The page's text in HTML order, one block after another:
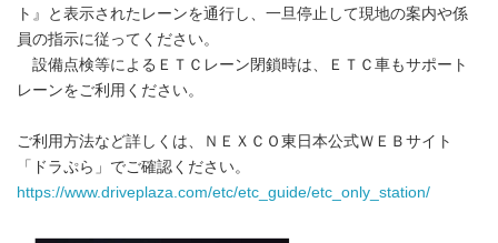
ト』と表示されたレーンを通行し、一旦停止して現地の案内や係
員の指示に従ってください。
設備点検等によるＥＴＣレーン閉鎖時は、ＥＴＣ車もサポート
レーンをご利用ください。
ご利用方法など詳しくは、ＮＥＸＣＯ東日本公式ＷＥＢサイト
「ドラぷら」でご確認ください。
https://www.driveplaza.com/etc/etc_guide/etc_only_station/